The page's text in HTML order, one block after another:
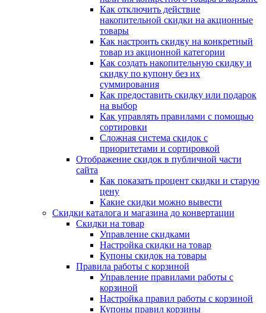
Как отключить действие
накопительной скидки на акционные
товары
Как настроить скидку на конкретный
товар из акционной категории
Как создать накопительную скидку и
скидку по купону без их
суммирования
Как предоставить скидку или подарок
на выбор
Как управлять правилами с помощью
сортировки
Сложная система скидок с
приоритетами и сортировкой
Отображение скидок в публичной части
сайта
Как показать процент скидки и старую
цену
Какие скидки можно вывести
Скидки каталога и магазина до конвертации
Скидки на товар
Управление скидками
Настройка скидки на товар
Купоны скидок на товары
Правила работы с корзиной
Управление правилами работы с
корзиной
Настройка правил работы с корзиной
Купоны правил корзины